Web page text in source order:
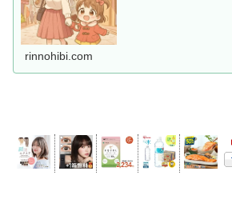
rinnohibi.com